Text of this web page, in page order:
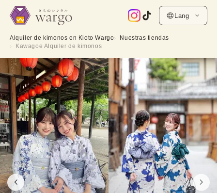
Lang
Alquiler de kimonos en Kioto Wargo
Nuestras tiendas
Kawagoe Alquiler de kimonos